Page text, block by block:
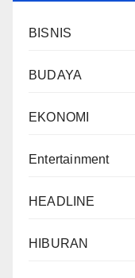
BISNIS
BUDAYA
EKONOMI
Entertainment
HEADLINE
HIBURAN